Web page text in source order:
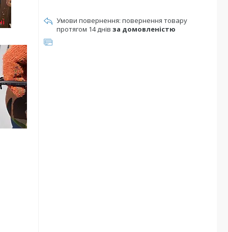
повернення товару
протягом 14 днів за домовленістю